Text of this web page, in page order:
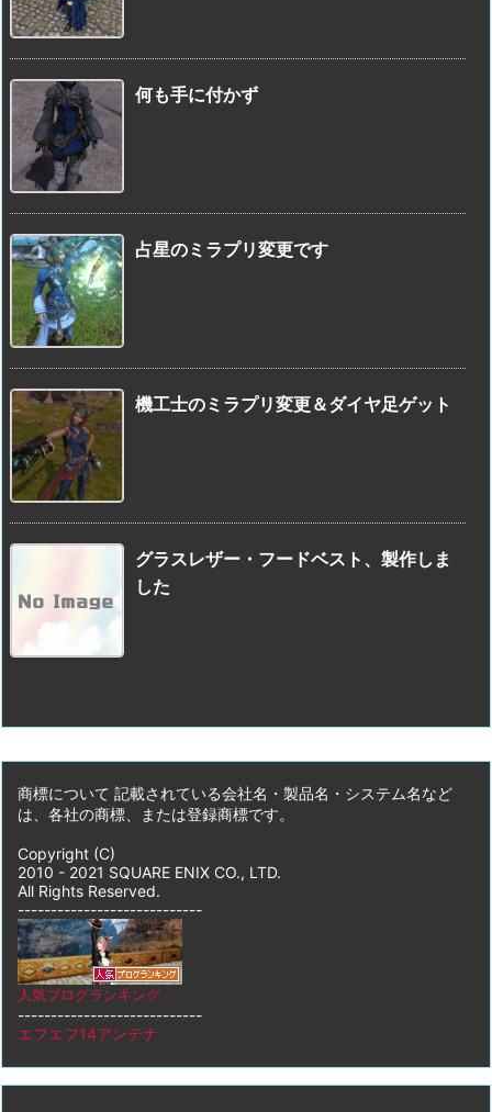
何も手に付かず
占星のミラプリ変更です
機工士のミラプリ変更＆ダイヤ足ゲット
グラスレザー・フードベスト、製作しま
した
商標について 記載されている会社名・製品名・システム名など
は、各社の商標、または登録商標です。
Copyright (C)
2010 - 2021 SQUARE ENIX CO., LTD.
All Rights Reserved.
----------------------------
人気ブログランキング
----------------------------
エフエフ14アンテナ